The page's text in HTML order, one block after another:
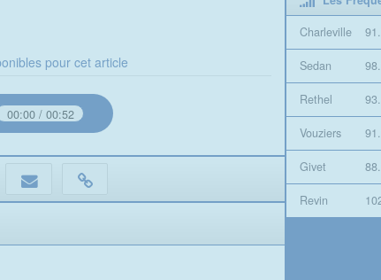
pour cet article
00:00 00:52
Charleville
Sedan
Rethel
Vouziers
Givet
Revin